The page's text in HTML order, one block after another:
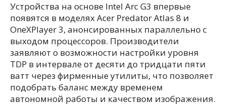
Устройства на основе Intel Arc G3 впервые
появятся в моделях Acer Predator Atlas 8 и
OneXPlayer 3, анонсированных параллельно с
выходом процессоров. Производители
заявляют о возможности настройки уровня
TDP в интервале от десяти до тридцати пяти
ватт через фирменные утилиты, что позволяет
подобрать баланс между временем
автономной работы и качеством изображения.